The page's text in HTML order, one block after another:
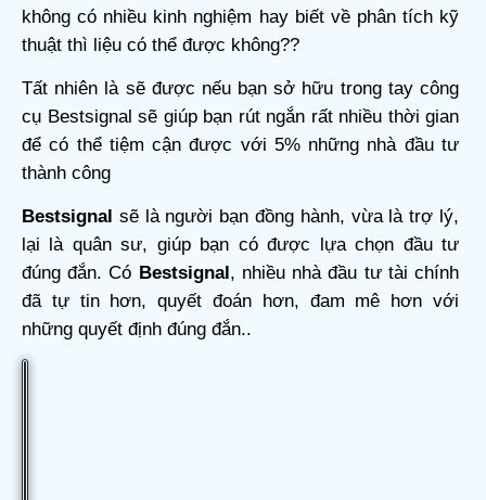
không có nhiều kinh nghiệm hay biết về phân tích kỹ
thuật thì liệu có thể được không??
Tất nhiên là sẽ được nếu bạn sở hữu trong tay công
cụ Bestsignal sẽ giúp bạn rút ngắn rất nhiều thời gian
để có thể tiệm cận được với 5% những nhà đầu tư
thành công
Bestsignal sẽ là người bạn đồng hành, vừa là trợ lý,
lại là quân sư, giúp bạn có được lựa chọn đầu tư
đúng đắn. Có Bestsignal, nhiều nhà đầu tư tài chính
đã tự tin hơn, quyết đoán hơn, đam mê hơn với
những quyết định đúng đắn..